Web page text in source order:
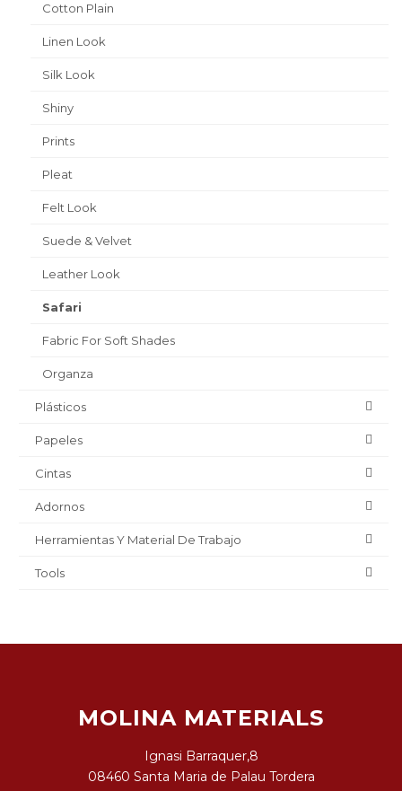
Cotton Plain
Linen Look
Silk Look
Shiny
Prints
Pleat
Felt Look
Suede & Velvet
Leather Look
Safari
Fabric For Soft Shades
Organza
Plásticos
Papeles
Cintas
Adornos
Herramientas Y Material De Trabajo
Tools
MOLINA MATERIALS
Ignasi Barraquer,8
08460 Santa Maria de Palau Tordera